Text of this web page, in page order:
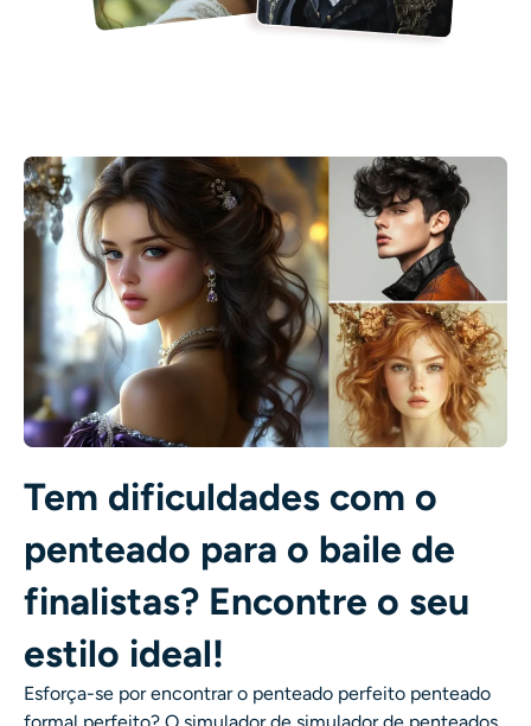
Tem dificuldades com o
penteado para o baile de
finalistas? Encontre o seu
estilo ideal!
Esforça-se por encontrar o penteado perfeito penteado
formal perfeito? O simulador de simulador de penteados